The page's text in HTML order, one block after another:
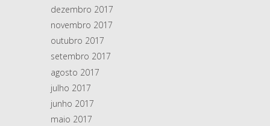
dezembro 2017
novembro 2017
outubro 2017
setembro 2017
agosto 2017
julho 2017
junho 2017
maio 2017